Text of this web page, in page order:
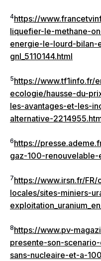
4https://
liquefier-le-methane-
energie-le-lourd-bilan-
gnl_5110144.html
5https://www.tf1info.fr/
ecologie/hausse-du-
les-avantages-et-les-
alternative-
6https://
gaz-100-
7https://www.irsn.fr/
locales/sites-miniers-
8https://www.pv-
presente-son-
sans-nucleaire-et-a-